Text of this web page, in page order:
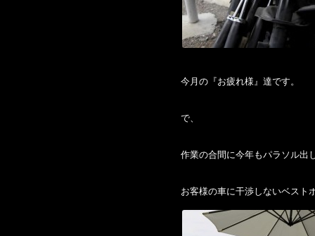
今月の『お疲れ様』達です。
で、
作業の合間に今年もパラソル出
お客様の車に干渉しないベス